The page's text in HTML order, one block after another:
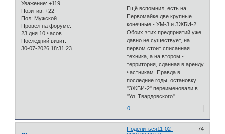
Уважение: +119
Позитив: +22
Пол: Мужской
Провел на форуме:
23 дня 10 часов
Последний визит:
30-07-2026 18:31:23
Ещё вспомнил, есть на
Первомайке две крупные
конечные - УМ-3 и ЗЖБИ-2.
Обоих этих предприятий уже
давно не существует, на
первом стоит списанная
техника, а на втором -
территория, сданная в аренду
частникам. Правда в
последние годы, остановку
"ЗЖБИ-2" переименовали в
"Ул. Твардовского".
0
Поделиться 74
11-02-